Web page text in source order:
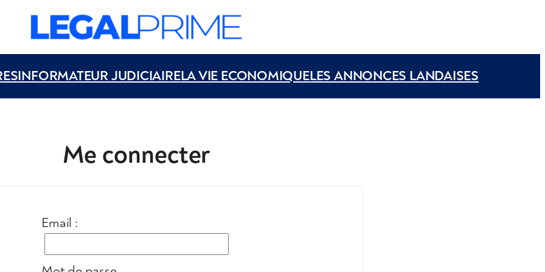
INFORMATEUR JUDICIAIRELA VIE ECONOMIQUELES ANNONCES LANDAISES
Me connecter
Email :